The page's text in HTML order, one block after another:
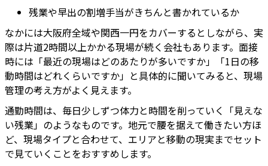
残業や早出の割増手当がきちんと書かれているか
なかには大阪府全域や関西一円をカバーするとしながら、実
際は片道2時間以上かかる現場が続く会社もあります。面接
時には「最近の現場はどのあたりが多いですか」「1日の移
動時間はどれくらいですか」と具体的に聞いてみると、現場
管理の考え方がよく見えます。
通勤時間は、毎日少しずつ体力と時間を削っていく「見えな
い残業」のようなものです。地元で腰を据えて働きたい方ほ
ど、現場タイプと合わせて、エリアと移動の現実までセット
で見ていくことをおすすめします。